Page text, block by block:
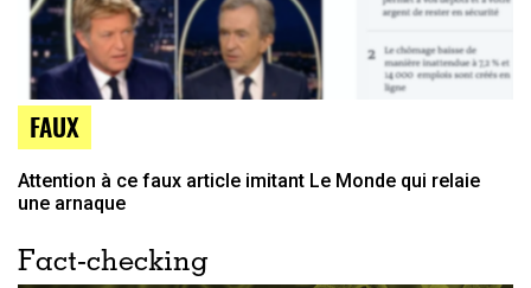
FAUX
Attention à ce faux article imitant Le Monde qui relaie
une arnaque
Fact-checking